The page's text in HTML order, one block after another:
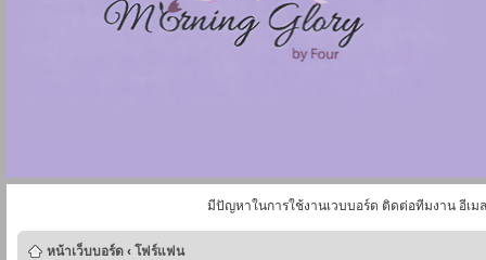
มีปัญหาในการใช้งานเวบบอร์ด ติดต่อทีมงาน อีเม
หน้าเว็บบอร์ด ‹ โฟร์แฟน